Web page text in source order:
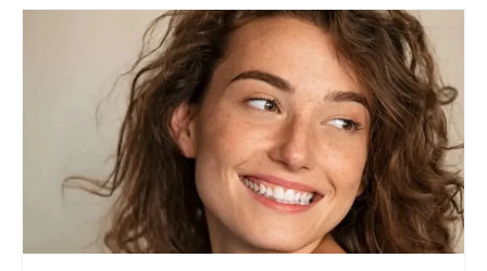
modyfikacji genetycznych komórek nowotworowych, co w
efekcie może zmniejszać potrzebę stosowania tradycyjnych
terapii, takich jak chemioterapia. Decyzje podejmowane w
kontekście onkologii w Warszawie często uwzględniają
możliwości podejścia do leczenia, które są bardziej precyzyjne
i zindywidualizowane. Dzięki temu leczenie onkologiczne w
Warszawie staje się bardziej skuteczne, a zarazem mniej
obciążające dla pacjentów. Rozwój wiedzy oraz innowacyjne
podejścia są kluczowe w walce z nowotworami, co pomaga
osiągać lepsze wyniki terapeutyczne przy mniejszych
skutkach ubocznych.